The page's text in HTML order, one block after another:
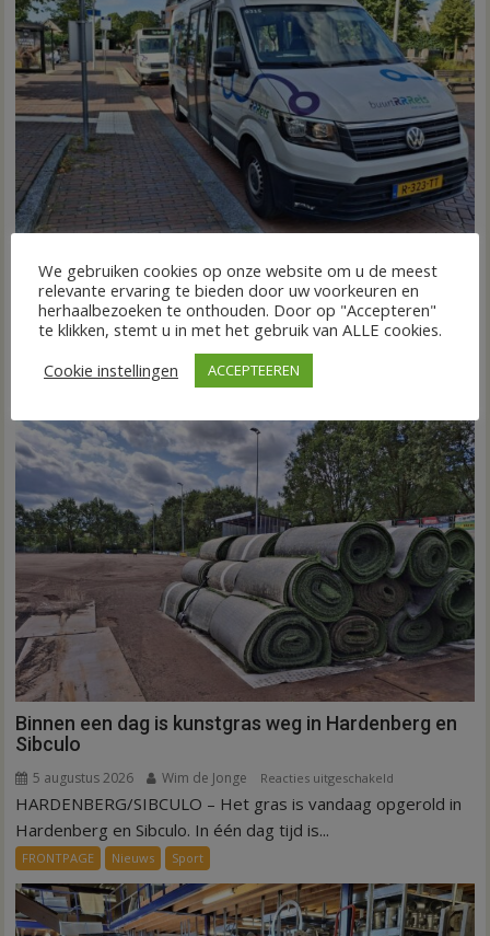
Nieuw ov-systeem verbindt alle kernen Hardenberg
6 augustus 2026 Wim de Jonge Reacties uitgeschakeldvoor
Nieuw
alle
kernen
Hardenberg
HARDENBERG – Eind volgend jaar moet een extra systeem
van buurtbussen het openbaar vervoer tot in...
Binnen een dag is kunstgras weg in Hardenberg en
Sibculo
5 augustus 2026 Wim de Jonge Reacties uitgeschakeld
Binnen
kunstgras
weg
HARDENBERG/SIBCULO – Het gras is vandaag opgerold in
Hardenberg en Sibculo. In één dag tijd is...
FRONTPAGE Nieuws Sport
We gebruiken cookies op onze website om u de meest
relevante ervaring te bieden door uw voorkeuren en
herhaalbezoeken te onthouden. Door op "Accepteren"
te klikken, stemt u in met het gebruik van ALLE cookies.
Cookie instellingen
ACCEPTEEREN